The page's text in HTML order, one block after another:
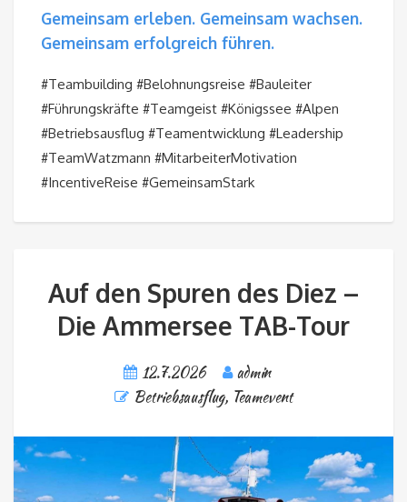
Gemeinsam erleben. Gemeinsam wachsen.
Gemeinsam erfolgreich führen.
#Teambuilding #Belohnungsreise #Bauleiter
#Führungskräfte #Teamgeist #Königssee #Alpen
#Betriebsausflug #Teamentwicklung #Leadership
#TeamWatzmann #MitarbeiterMotivation
#IncentiveReise #GemeinsamStark
Auf den Spuren des Diez –
Die Ammersee TAB-Tour
12.7.2026
admin
Betriebsausflug, Teamevent